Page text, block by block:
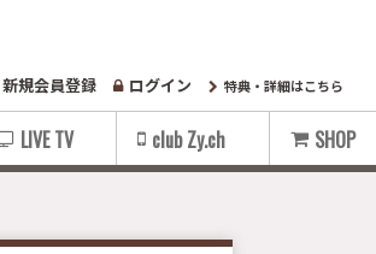
新規会員登録 ログイン 特典・詳細はこちら
LIVE TV club Zy.ch SHOP